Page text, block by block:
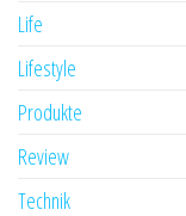
Life
Lifestyle
Produkte
Review
Technik